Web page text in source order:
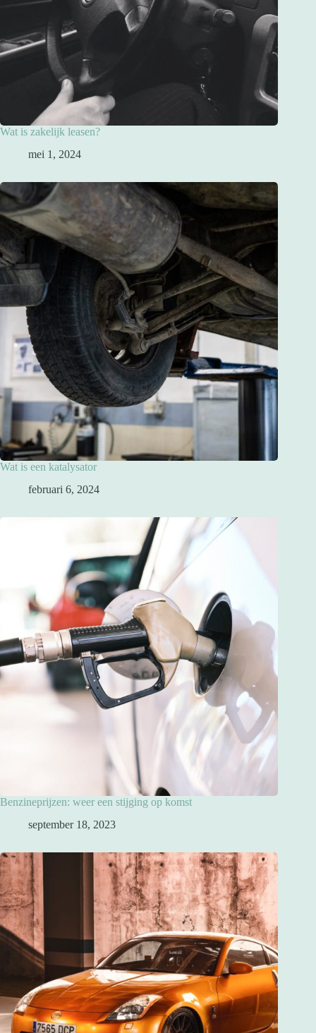
Wat is zakelijk leasen?
mei 1, 2024
Wat is een katalysator
februari 6, 2024
Benzineprijzen: weer een stijging op komst
september 18, 2023